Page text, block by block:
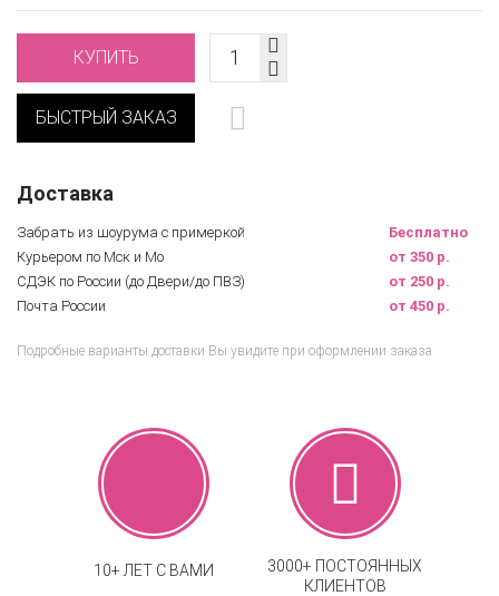
КУПИТЬ
БЫСТРЫЙ ЗАКАЗ
Доставка
Забрать из шоурума с примеркой
Бесплатно
Курьером по Мск и Мо
от 350 р.
СДЭК по России (до Двери/до ПВЗ)
от 250 р.
Почта России
от 450 р.
Подробные варианты доставки Вы увидите при оформлении заказа
10+ ЛЕТ С ВАМИ
3000+ ПОСТОЯННЫХ
КЛИЕНТОВ